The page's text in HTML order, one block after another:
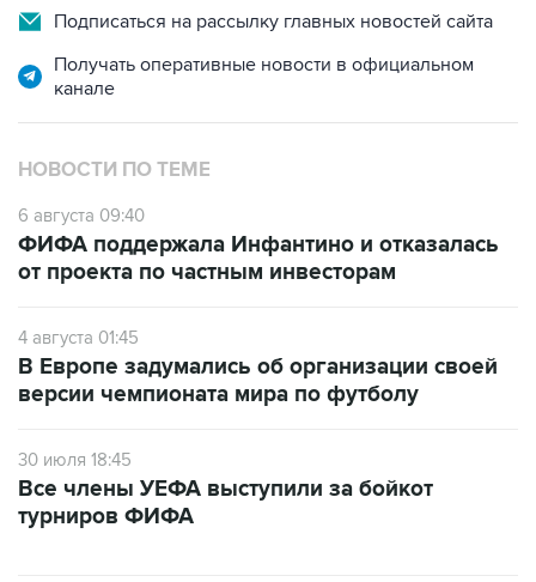
Подписаться на рассылку главных новостей сайта
Получать оперативные новости в официальном
канале
НОВОСТИ ПО ТЕМЕ
6 августа 09:40
ФИФА поддержала Инфантино и отказалась
от проекта по частным инвесторам
4 августа 01:45
В Европе задумались об организации своей
версии чемпионата мира по футболу
30 июля 18:45
Все члены УЕФА выступили за бойкот
турниров ФИФА